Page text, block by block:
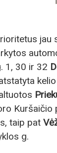
jau
1, 30 ir 32
Kuršaičio
taip pat
g.